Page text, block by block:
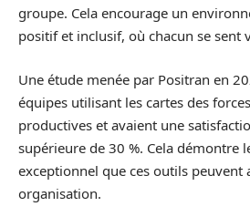
groupe. Cela encourage un
positif et inclusif, où chacun se sent
Une étude menée par Positran en
équipes utilisant les cartes des
productives et avaient une
supérieure de 30 %. Cela démontre
exceptionnel que ces outils peuvent
organisation.